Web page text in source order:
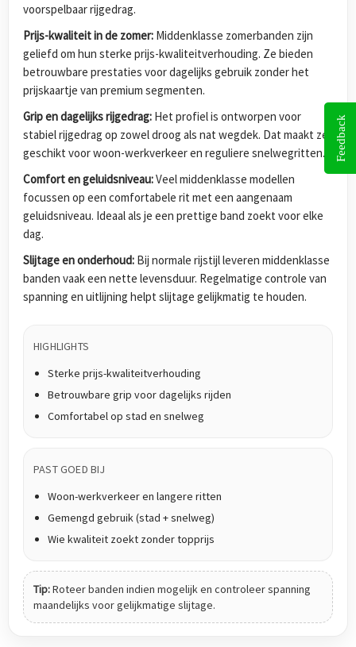
voorspelbaar rijgedrag.
Prijs-kwaliteit in de zomer: Middenklasse zomerbanden zijn
geliefd om hun sterke prijs-kwaliteitverhouding. Ze bieden
betrouwbare prestaties voor dagelijks gebruik zonder het
prijskaartje van premium segmenten.
Grip en dagelijks rijgedrag: Het profiel is ontworpen voor
stabiel rijgedrag op zowel droog als nat wegdek. Dat maakt ze
geschikt voor woon-werkverkeer en reguliere snelwegritten.
Comfort en geluidsniveau:Veel middenklasse modellen
focussen op een comfortabele rit met een aangenaam
geluidsniveau. Ideaal als je een prettige band zoekt voor elke
dag.
Slijtage en onderhoud: Bij normale rijstijl leveren middenklasse
banden vaak een nette levensduur. Regelmatige controle van
spanning en uitlijning helpt slijtage gelijkmatig te houden.
HIGHLIGHTS
Sterke prijs-kwaliteitverhouding
Betrouwbare grip voor dagelijks rijden
Comfortabel op stad en snelweg
PAST GOED BIJ
Woon-werkverkeer en langere ritten
Gemengd gebruik (stad + snelweg)
Wie kwaliteit zoekt zonder topprijs
Tip:Roteer banden indien mogelijk en controleer spanning
maandelijks voor gelijkmatige slijtage.
Feedback